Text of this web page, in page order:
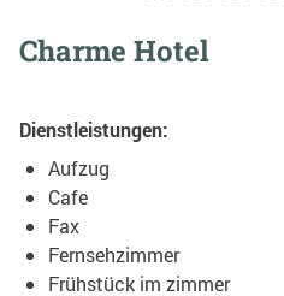
Charme Hotel
Dienstleistungen:
Aufzug
Cafe
Fax
Fernsehzimmer
Frühstück im zimmer